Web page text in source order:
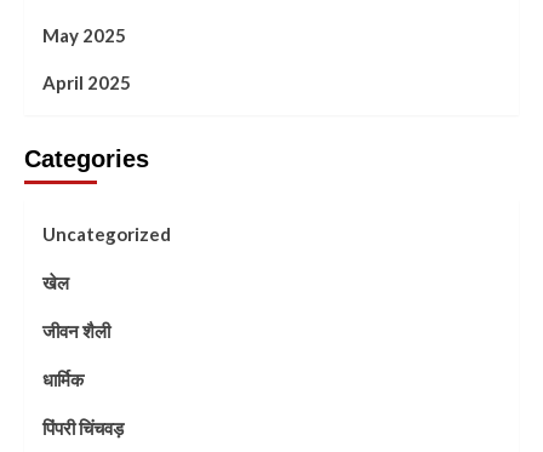
May 2025
April 2025
Categories
Uncategorized
खेल
जीवन शैली
धार्मिक
पिंपरी चिंचवड़